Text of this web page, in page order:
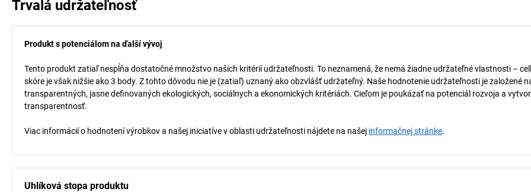
Trvalá udržateľnosť
Produkt s potenciálom na ďalší vývoj
Tento produkt zatiaľ nespĺňa dostatočné množstvo našich kritérií udržateľnosti. To neznamená, že nemá žiadne udržateľné vlastnosti –
skóre je však nižšie ako 3 body. Z tohto dôvodu nie je (zatiaľ) uznaný ako obzvlášť udržateľný. Naše hodnotenie udržateľnosti je založené
transparentných, jasne definovaných ekologických, sociálnych a ekonomických kritériách. Cieľom je poukázať na potenciál rozvoja a
transparentnosť.
Viac informácií o hodnotení výrobkov a našej iniciatíve v oblasti udržateľnosti nájdete na našej informačnej stránke.
Uhlíková stopa produktu